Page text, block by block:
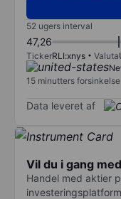
52 ugers interval
47,26
TickerRLI:xnys Valuta
15 minutters forsinkelse
Data leveret af
Vil du i gang
Handel med aktier